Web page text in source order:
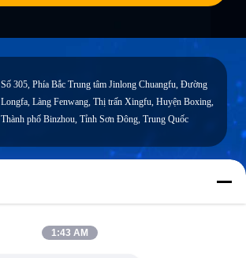
Số 305, Phía Bắc Trung tâm Jinlong Chuangfu, Đường
Longfa, Làng Fenwang, Thị trấn Xingfu, Huyện Boxing,
Thành phố Binzhou, Tỉnh Sơn Đông, Trung Quốc
chenshasha1867@gmail.com
1:43 AM